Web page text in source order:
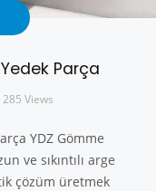
Parça
285 Views
YDZ Gömme
ve sıkıntılı arge
çözüm üretmek